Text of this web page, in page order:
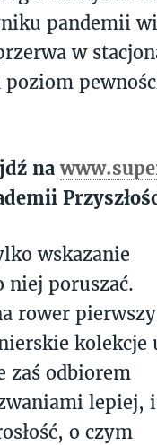
pandemii
w
poziom
na
wskazanie
niej poruszać.
rower
kolekcje
zaś odbiorem
lepiej,
o czym